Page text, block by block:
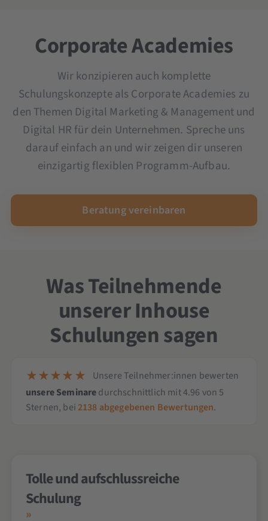
Seminar und Schulung KI im Unternehmen
Corporate Academies
Wir konzipieren auch komplette
Schulungskonzepte als Corporate Academies zu
den Themen Digital Marketing & Management und
Digital HR für dein Unternehmen. Spreche uns
darauf einfach an und wir zeigen dir unseren
einzigartig flexiblen Programm-Aufbau.
Beratung vereinbaren
Was Teilnehmende
unserer Inhouse
Schulungen sagen
Unsere Teilnehmer:innen bewerten
unsere Seminaredurchschnittlich mit4.96 von 5
Sternen, bei2138 abgegebenen Bewertungen.
Tolle und aufschlussreiche
Schulung